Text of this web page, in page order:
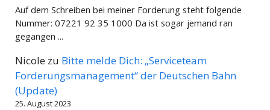
Auf dem Schreiben bei meiner Forderung steht folgende
Nummer: 07221 92 35 1000 Da ist sogar jemand ran
gegangen ...
Nicole zu Bitte melde Dich: „Serviceteam
Forderungsmanagement“ der Deutschen Bahn
(Update)
25. August 2023